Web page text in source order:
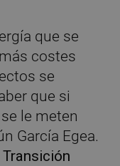
que se
costes
se
que si
le meten
García Egea.